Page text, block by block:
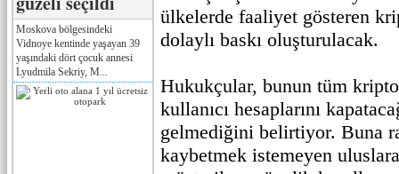
Moskova bölgesindeki
Vidnoye kentinde yaşayan 39
yaşındaki dört çocuk annesi
Lyudmila Sekriy, M...
ülkelerde faaliyet gösteren
dolaylı baskı oluşturulacak.
Hukukçular, bunun tüm kripto
kullanıcı hesaplarını
gelmediğini belirtiyor. Buna
kaybetmek istemeyen